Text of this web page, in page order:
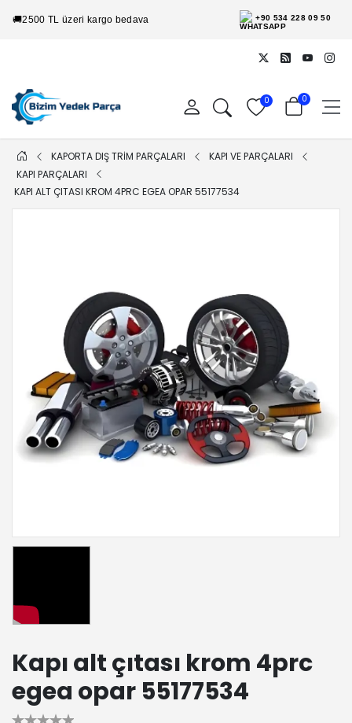
🚚2500 TL üzeri kargo bedava +90 534 228 09 50
0 0
KAPORTA DIŞ TRİM PARÇALARI
KAPI VE PARÇALARI
KAPI PARÇALARI
KAPI ALT ÇITASI KROM 4PRC EGEA OPAR 55177534
Kapı alt çıtası krom 4prc
egea opar 55177534